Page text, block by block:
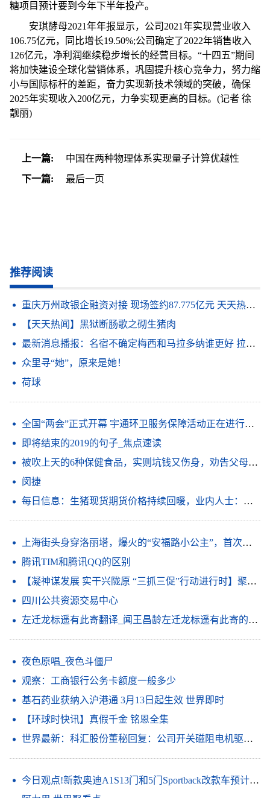
糖项目预计要到今年下半年投产。
安琪酵母2021年年报显示，公司2021年实现营业收入
106.75亿元，同比增长19.50%;公司确定了2022年销售收入
126亿元，净利润继续稳步增长的经营目标。“十四五”期间
将加快建设全球化营销体系，巩固提升核心竞争力，努力缩
小与国际标杆的差距，奋力实现新技术领域的突破，确保
2025年实现收入200亿元，力争实现更高的目标。(记者 徐
靓丽)
上一篇:
中国在两种物理体系实现量子计算优越性
下一篇:
最后一页
推荐阅读
重庆万州政银企融资对接 现场签约87.775亿元 天天热点评
【天天热闻】黑狱断肠歌之砌生猪肉
最新消息播报：名宿不确定梅西和马拉多纳谁更好 拉波尔塔谈梅西离队我必须做出这样的决定俱乐部高于所有人_观天下
众里寻“她”，原来是她！
荷球
全国“两会”正式开幕 宇通环卫服务保障活动正在进行时 信息
即将结束的2019的句子_焦点速读
被吹上天的6种保健食品，实则坑钱又伤身，劝告父母：谨慎购买|世界要闻
闵捷
每日信息：生猪现货期货价格持续回暖，业内人士：产业行稳致远还需强链补链
上海街头身穿洛丽塔，爆火的“安福路小公主”，首次回应性别疑问
腾讯TIM和腾讯QQ的区别
【凝神谋发展 实干兴陇原 “三抓三促”行动进行时】聚焦短板补弱项 放大优势强特色——金塔县深入开展“三抓三促”行动
四川公共资源交易中心
左迁龙标遥有此寄翻译_闻王昌龄左迁龙标遥有此寄的意思_天天速看料
夜色原唱_夜色斗僵尸
观察：工商银行公务卡额度一般多少
基石药业获纳入沪港通 3月13日起生效 世界即时
【环球时快讯】真假千金 铭恩全集
世界最新：科汇股份董秘回复：公司开关磁阻电机驱动系统入选第六批山东省制造业单项冠军产品
今日观点!新款奥迪A1S13门和5门Sportback改款车预计将于上半年投放市场